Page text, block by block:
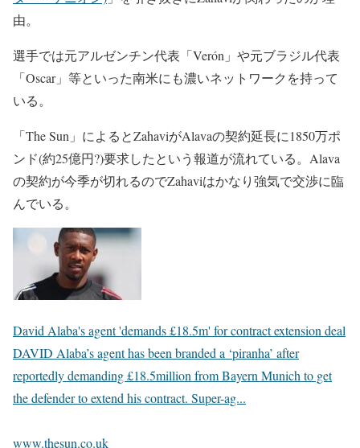
由。
選手では元アルゼンチン代表「Verón」や元ブラジル代表
「Oscar」等といった南米にも濃いネットワークを持って
いる。
「The Sun」によるとZahaviがAlavaの契約延長に1850万ポ
ンド(約25億円?)要求したという報道が流れている。Alava
の契約が今季が切れるのでZahaviはかなり強気で交渉に臨
んでいる。
David Alaba's agent 'demands £18.5m' for contract extension deal
DAVID Alaba’s agent has been branded a ‘piranha’ after
reportedly demanding £18.5million from Bayern Munich to get
the defender to extend his contract. Super-ag...
www.thesun.co.uk